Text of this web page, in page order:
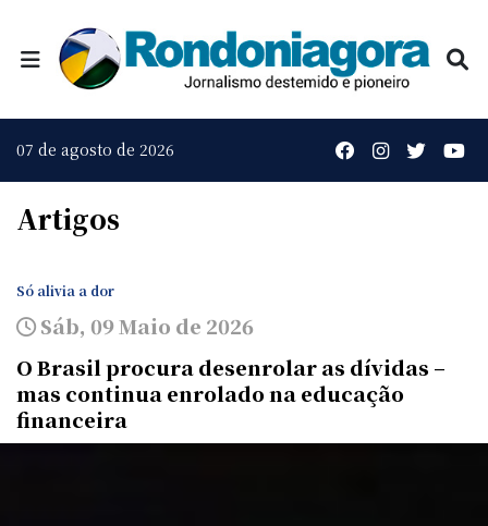
07 de agosto de 2026
Artigos
Só alivia a dor
Sáb, 09 Maio de 2026
O Brasil procura desenrolar as dívidas –
mas continua enrolado na educação
financeira